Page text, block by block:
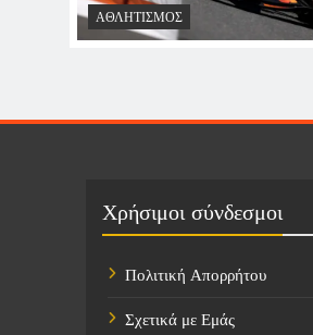
ΑΘΛΗΤΙΣΜΌΣ
Χρήσιμοι σύνδεσμοι
Πολιτική Απορρήτου
Σχετικά με Εμάς